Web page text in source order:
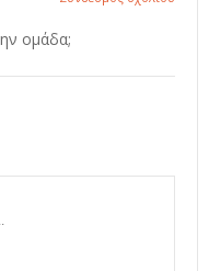
ομάδα;